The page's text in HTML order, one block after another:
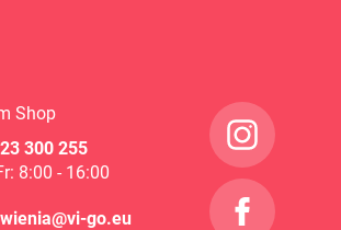
Shop
300 255
8:00 - 16:00
go.eu